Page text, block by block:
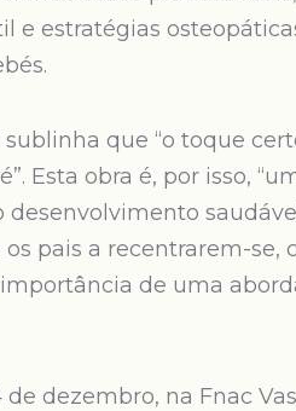
e estratégias
que “o toque
Esta obra é, por isso,
pais a recentrarem-se,
de uma
dezembro, na Fnac